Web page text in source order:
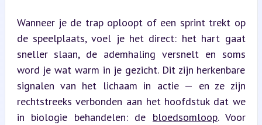
Wanneer je de trap oploopt of een sprint trekt op
de speelplaats, voel je het direct: het hart gaat
sneller slaan, de ademhaling versnelt en soms
word je wat warm in je gezicht. Dit zijn herkenbare
signalen van het lichaam in actie — en ze zijn
rechtstreeks verbonden aan het hoofdstuk dat we
in biologie behandelen: de bloedsomloop. Voor